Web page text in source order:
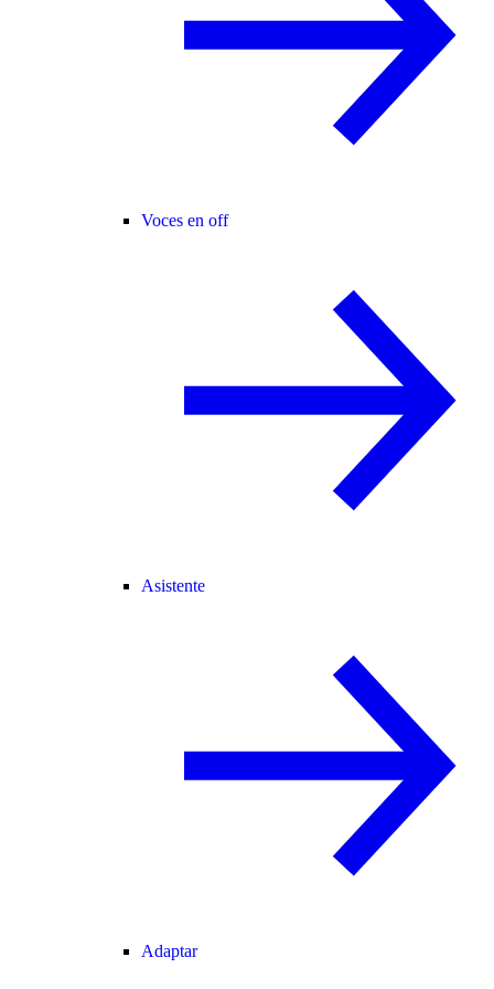
Voces en off
Asistente
Adaptar